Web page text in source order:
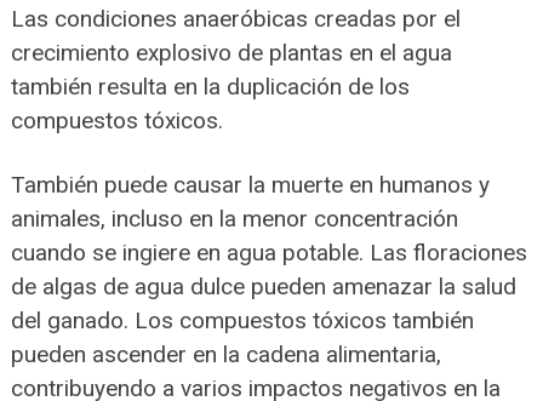
Las condiciones anaeróbicas creadas por el
crecimiento explosivo de plantas en el agua
también resulta en la duplicación de los
compuestos tóxicos.
También puede causar la muerte en humanos y
animales, incluso en la menor concentración
cuando se ingiere en agua potable. Las floraciones
de algas de agua dulce pueden amenazar la salud
del ganado. Los compuestos tóxicos también
pueden ascender en la cadena alimentaria,
contribuyendo a varios impactos negativos en la